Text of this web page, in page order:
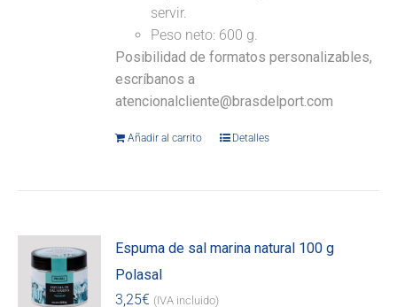
servir.
Peso neto: 600 g.
Posibilidad de formatos personalizables,
escríbanos a
atencionalcliente@brasdelport.com
Añadir al carrito Detalles
Espuma de sal marina natural 100 g
Polasal
3,25€ (IVA incluido)